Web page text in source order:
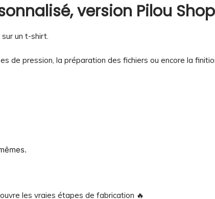
version Pilou
un t-shirt.
de pression, la préparation des fichiers ou encore la
les vraies étapes de fabrication 🔥